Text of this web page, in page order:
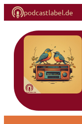
podcastlabel.de
Inhalt
springen